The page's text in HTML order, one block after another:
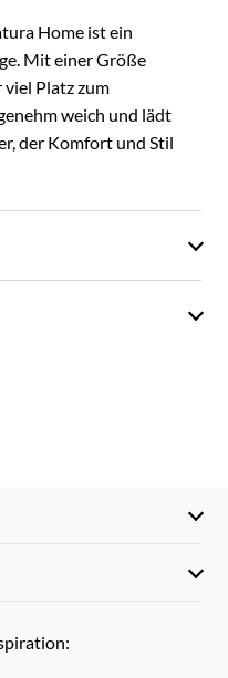
Home ist ein
Mit einer Größe
viel Platz zum
weich und lädt
der Komfort und Stil